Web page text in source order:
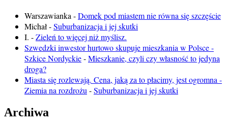
Warszawianka -Domek pod miastem nie równa się szczęście
Michał-Suburbanizacja i jej skutki
I. -Zieleń to więcej niż myślisz.
Szwedzki inwestor hurtowo skupuje mieszkania w Polsce -
Szkice Nordyckie-Mieszkanie, czyli czy własność to jedyna
droga?
Miasta się rozlewają. Cena, jaką za to płacimy, jest ogromna -
Ziemia na rozdrożu -Suburbanizacja i jej skutki
Archiwa